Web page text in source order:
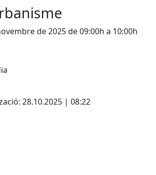
de 2025 de 09:00h a 10:00h
28.10.2025 | 08:22